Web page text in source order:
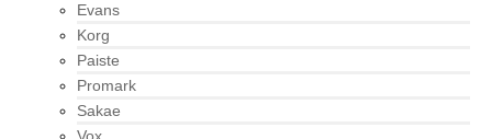
Evans
Korg
Paiste
Promark
Sakae